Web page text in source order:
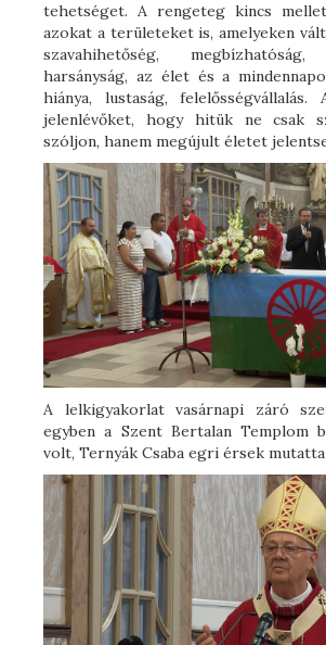
tehetséget. A rengeteg kincs
azokat a területeket is, amelyeken
szavahihetőség, megbízhatóság,
harsányság, az élet és a
hiánya, lustaság,
jelenlévőket, hogy hitük ne csak
szóljon, hanem megújult életet
A lelkigyakorlat vasárnapi záró
egyben a Szent Bertalan Templom
volt, Ternyák Csaba egri érsek mutatta